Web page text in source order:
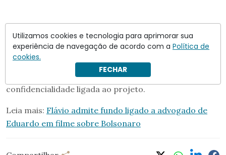
Nos últimos dias, Flávio disse que omitiu a relação com
Vorcaro por causa de uma suposta cláusula de
confidencialidade ligada ao projeto.
Leia mais: Flávio admite fundo ligado a advogado de
Eduardo em filme sobre Bolsonaro
Utilizamos cookies e tecnologia para aprimorar sua
experiência de navegação de acordo com a Política de
cookies.
FECHAR